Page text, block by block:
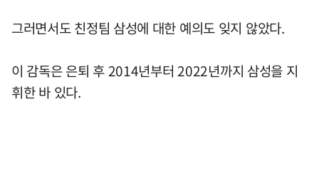
그러면서도 친정팀 삼성에 대한 예의도 잊지 않았다.
이 감독은 은퇴 후 2014년부터 2022년까지 삼성을 지
휘한 바 있다.